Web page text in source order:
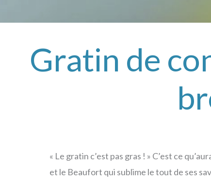
Gratin de
« Le gratin c’est pas gras ! » C’est ce
et le Beaufort qui sublime le tout de ses